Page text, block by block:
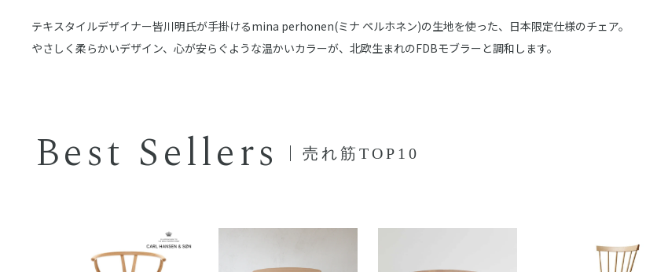
テキスタイルデザイナー皆川明氏が手掛けるmina perhonen(ミナ ペルホネン)の生地を使った、日本限定仕様のチェア。
やさしく柔らかいデザイン、心が安らぐような温かいカラーが、北欧生まれのFDBモブラーと調和します。
Best Sellers 売れ筋TOP10